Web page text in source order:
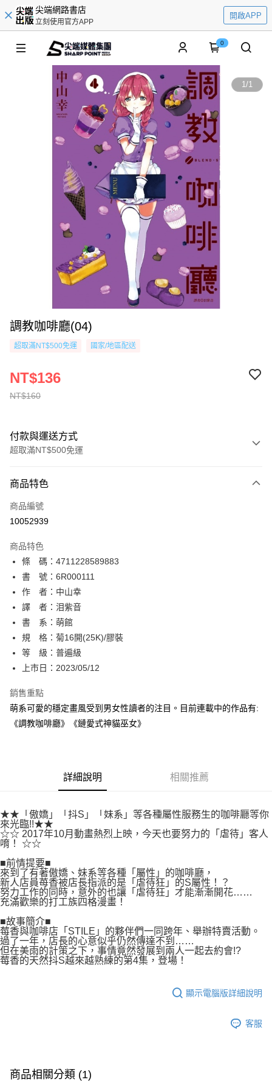
尖端網路書店
立刻使用官方APP
開啟APP
0
1/1
調教咖啡廳(04)
超取滿NT$500免運 國家/地區配送
NT$160
NT$136
付款與運送方式
超取滿NT$500免運
信用卡一次付款
超商取貨付款
相關說明
【關於「AFTEE先享後付」】
AFTEE先享後付是「在收到商品之後才付款」的支付方式。 讓您購物簡單
便利好安心！
１．簡單：不需註冊會員、不需綁卡、不需儲值。
２．便利：只要手機號碼，簡訊認證，即可結帳。
３．安心：先確認商品／服務後，再付款。
【「AFTEE先享後付」結帳流程】
１．於結帳方式選擇「AFTEE先享後付」後，將跳轉至「AFTEE先享後付」
結帳頁面，進行簡訊認證並確認金額後，即可完成結帳。
２．訂單成立數日內，您將收到繳費通知簡訊。
ATM／網路銀行／等多元方式進行付款，方視為交易完成。
※ 請注意：結帳手續完成當下不需立刻繳費，但若您需要取消訂單，請聯絡
購買商品的店家。未經商家同意取消之訂單仍視為有效，需透過AFTEE先享
後付繳納相關費用。
權轉讓予恩沛科技股份有限公司。
２．關於個人資料處理事宜，請瀏覽以下網址：
https://aftee.tw/terms/#terms3
３．未成年的使用者請事先徵得法定代理人或監護人之同意方可使用
「AFTEE先享後付」，若未經同意申辦者引起之損失，本公司不負相關責
任。
４．使用「AFTEE先享後付」時，將依據個別帳號之用戶狀況，依本公司即
時審查核予不同之上限額度；若仍有額度不足之情形，本公司將視審查結果
請求用戶進行身份認證。
５．嚴禁一人註冊多個帳號或使用他人資訊註冊。若發現惡意使用之情形，
恩沛科技股份有限公司將有權停止該用戶之使用額度並採取法律行動。
ATM付款
運送方式
全家取貨付款
每筆NT$80，滿NT$500(含以上)免運費
付款後全家取貨
每筆NT$80，滿NT$500(含以上)免運費
付款後7-11取貨
每筆NT$80，滿NT$500(含以上)免運費
宅配
每筆NT$100，滿NT$800(含以上)免運費
國家/地區配送 查看運費
商品特色
商品編號
10052939
商品特色
條 碼：4711228589883
書 號：6R000111
作 者：中山幸
譯 者：泪紫音
書 系：萌館
規 格：菊16開(25K)/膠裝
等 級：普遍級
上市日：2023/05/12
銷售重點
萌系可愛的穩定畫風受到男女性讀者的注目。目前連載中的作品有:
《調教咖啡廳》《鏈愛式神貓巫女》
詳細說明 相關推薦
★★「傲嬌」「抖S」「妹系」等各種屬性服務生的咖啡廳等你
來光臨!!★★
☆☆ 2017年10月動畫熱烈上映，今天也要努力的「虐待」客人
唷！ ☆☆
■前情提要■
來到了有著傲嬌、妹系等各種「屬性」的咖啡廳，
新人店員苺香被店長指派的是「虐待狂」的S屬性！？
努力工作的同時，意外的也讓「虐待狂」才能漸漸開花……
充滿歡樂的打工族四格漫畫！
■故事簡介■
莓香與咖啡店「STILE」的夥伴們一同跨年、舉辦特賣活動。
過了一年，店長的心意似乎仍然傳達不到……
但在美雨的計策之下，事情竟然發展到兩人一起去約會!?
莓香的天然抖S越來越熟練的第4集，登場！
顯示電腦版詳細說明
客服
商品相關分類 (1)